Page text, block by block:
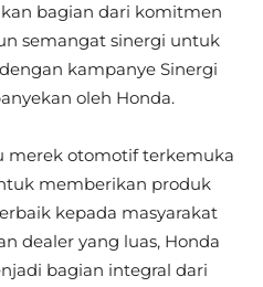
bagian dari komitmen
semangat sinergi untuk
kampanye Sinergi
oleh Honda.
merek otomotif terkemuka
memberikan produk
kepada masyarakat
dealer yang luas, Honda
bagian integral dari